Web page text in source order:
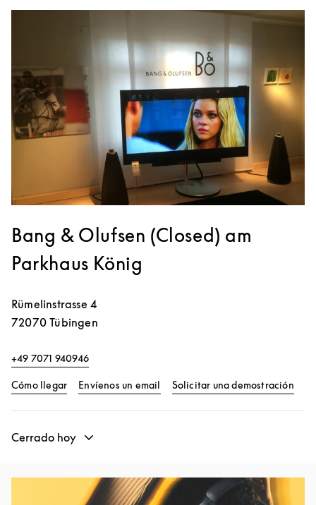
Bang & Olufsen (Closed) am
Parkhaus König
Rümelinstrasse 4
72070 Tübingen
+49 7071 940946
Cómo llegarLink Opens in New Tab
Envíenos un email Solicitar una demostración
Cerrado hoy
Imagen del evento